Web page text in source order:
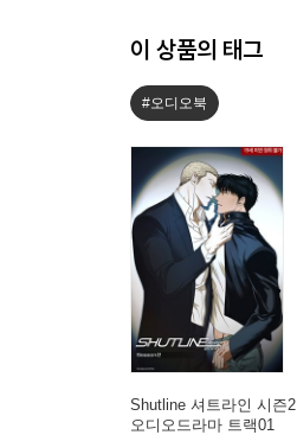
이 상품의 태그
#오디오북
Shutline 셔트라인 시즌2
오디오드라마 트랙01